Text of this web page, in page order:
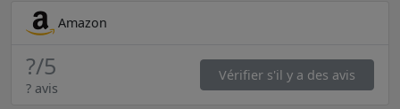
Amazon
?/5
? avis
Vérifier s'il y a des avis